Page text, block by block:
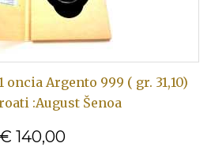
oncia Argento 999 ( gr. 31,10)
:August Šenoa
€ 140,00